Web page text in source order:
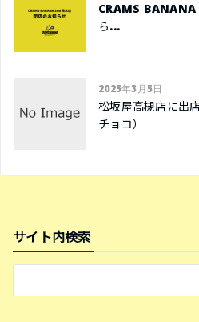
CRAMS
ら...
2025年3月5日
松坂屋高槻店に出
チョコ）
サイト内検索